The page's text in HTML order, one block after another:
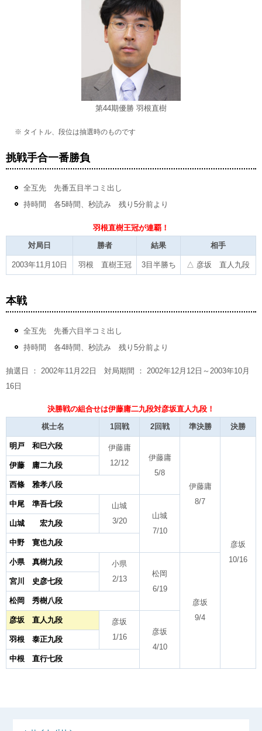
第44期優勝 羽根直樹
※ タイトル、段位は抽選時のものです
挑戦手合一番勝負
全互先 先番五目半コミ出し
持時間 各5時間、秒読み 残り5分前より
羽根直樹王冠が連覇！
対局日
勝者 結果 相手
2003年11月10日 羽根 直樹王冠 3目半勝ち △ 彦坂 直人九段
本戦
全互先 先番六目半コミ出し
持時間 各4時間、秒読み 残り5分前より
抽選日 ： 2002年11月22日 対局期間 ： 2002年12月12日～2003年10月
16日
決勝戦の組合せは伊藤庸二九段対彦坂直人九段！
棋士名
1回戦 2回戦 準決勝 決勝
明戸 和巳六段
伊藤庸
12/12
伊藤庸
5/8
伊藤庸
8/7
彦坂
10/16
伊藤 庸二九段
西條 雅孝八段
中尾 準吾七段
山城
3/20
山城
7/10
山城 宏九段
中野 寛也九段
小県 真樹九段
小県
2/13
松岡
6/19
彦坂
9/4
宮川 史彦七段
松岡 秀樹八段
彦坂 直人九段
彦坂
1/16
彦坂
4/10
羽根 泰正九段
中根 直行七段